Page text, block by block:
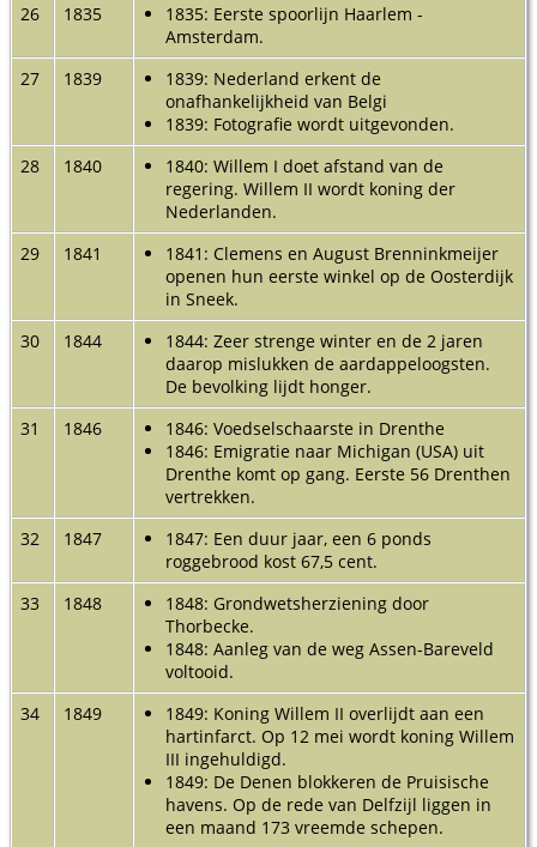
26
1835
1835: Eerste spoorlijn Haarlem -
Amsterdam.
27
1839
1839: Nederland erkent de
onafhankelijkheid van Belgi
1839: Fotografie wordt uitgevonden.
28
1840
1840: Willem I doet afstand van de
regering. Willem II wordt koning der
Nederlanden.
29
1841
1841: Clemens en August Brenninkmeijer
openen hun eerste winkel op de Oosterdijk
in Sneek.
30
1844
1844: Zeer strenge winter en de 2 jaren
daarop mislukken de aardappeloogsten.
De bevolking lijdt honger.
31
1846
1846: Voedselschaarste in Drenthe
1846: Emigratie naar Michigan (USA) uit
Drenthe komt op gang. Eerste 56 Drenthen
vertrekken.
32
1847
1847: Een duur jaar, een 6 ponds
roggebrood kost 67,5 cent.
33
1848
1848: Grondwetsherziening door
Thorbecke.
1848: Aanleg van de weg Assen-Bareveld
voltooid.
34
1849
1849: Koning Willem II overlijdt aan een
hartinfarct. Op 12 mei wordt koning Willem
III ingehuldigd.
1849: De Denen blokkeren de Pruisische
havens. Op de rede van Delfzijl liggen in
een maand 173 vreemde schepen.